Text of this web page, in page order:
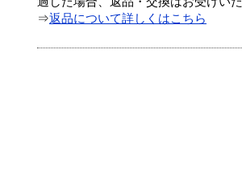
⇒返品について詳しくはこちら